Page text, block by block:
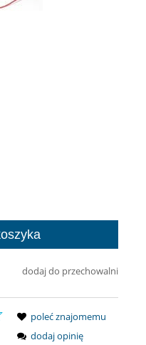
dodaj do przechowalni
poleć znajomemu
dodaj opinię